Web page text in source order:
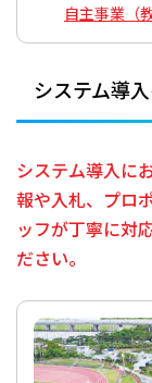
自主事業（
システム導
システム導入に
報や入札、 プロ
ッフが丁寧に対
ださい。